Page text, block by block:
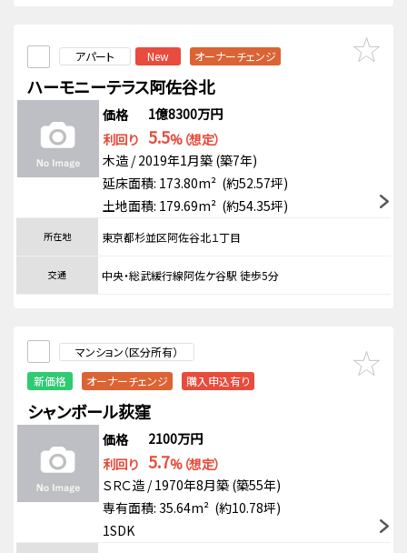
アパート New オーナーチェンジ
ハーモニーテラス阿佐谷北
価格
1億8300万円
利回り 5.5%（想定）
木造 / 2019年1月築 (築7年)
延床面積: 173.80m² (約52.57坪)
土地面積: 179.69m² (約54.35坪)
所在地 東京都杉並区阿佐谷北１丁目
交通 中央・総武緩行線阿佐ケ谷駅 徒歩5分
マンション（区分所有）
新価格
オーナーチェンジ 購入申込有り
シャンボール荻窪
価格
2100万円
利回り 5.7%（想定）
ＳＲＣ造 / 1970年8月築 (築55年)
専有面積: 35.64m² (約10.78坪)
1SDK